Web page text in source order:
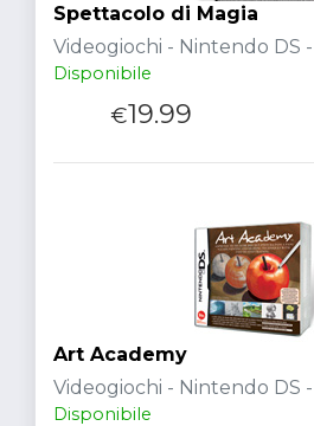
Spettacolo di Magia
Videogiochi - Nintendo DS
Disponibile
€19.99
Art Academy
Videogiochi - Nintendo DS
Disponibile